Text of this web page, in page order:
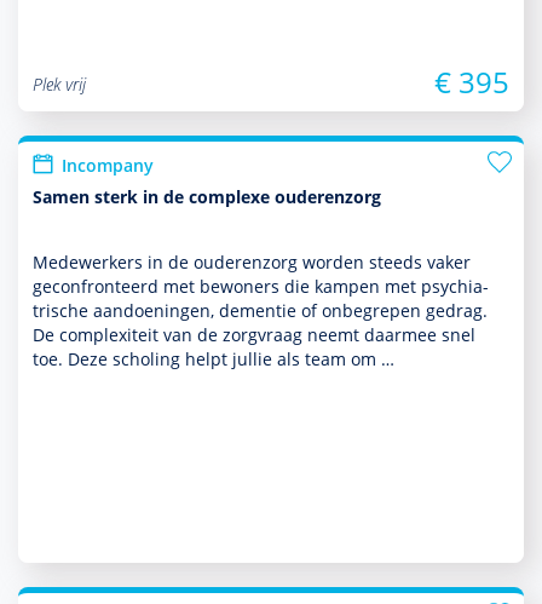
Plek vrij € 395
Incompany
Samen sterk in de complexe ouderenzorg
Medewerk­ers in de ouderen­zorg worden steeds vaker
gecon­fron­teerd met bewo­ners die kampen met psychia­
trische aan­doeningen, dementie of onbegrepen gedrag.
De complexiteit van de zorgvraag neemt daarmee snel
toe. Deze scholing helpt jullie als team om …